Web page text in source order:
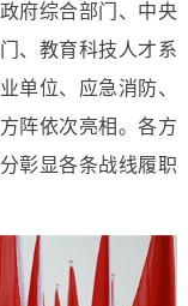
府综合部门、中央
、教育科技人才系
单位、应急消防、
阵依次亮相。各方
彰显各条战线履职